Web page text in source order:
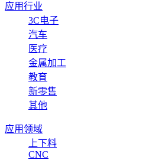
应用行业
3C电子
汽车
医疗
金属加工
教育
新零售
其他
应用领域
上下料
CNC